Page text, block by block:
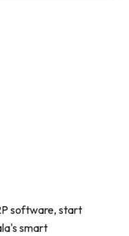
software, start
smart